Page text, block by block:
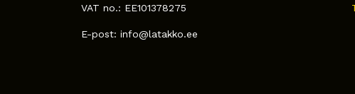
VAT no.: EE101378275
E-post: info@latakko.ee